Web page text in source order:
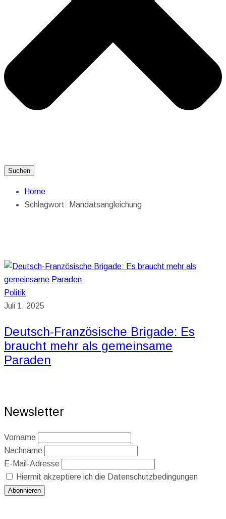
Suchen
Home
Schlagwort: Mandatsangleichung
Politik
Juli 1, 2025
Deutsch-Französische Brigade: Es
braucht mehr als gemeinsame
Paraden
Newsletter
Vorname
Nachname
E-Mail-Adresse
Hiermit akzeptiere ich die Datenschutzbedingungen